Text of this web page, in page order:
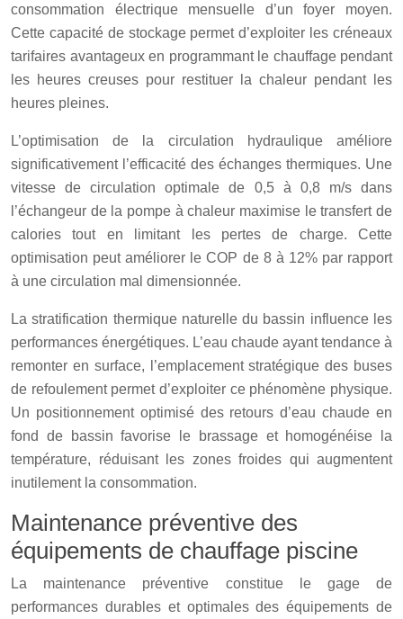
consommation électrique mensuelle d’un foyer moyen.
Cette capacité de stockage permet d’exploiter les créneaux
tarifaires avantageux en programmant le chauffage pendant
les heures creuses pour restituer la chaleur pendant les
heures pleines.
L’optimisation de la circulation hydraulique améliore
significativement l’efficacité des échanges thermiques. Une
vitesse de circulation optimale de 0,5 à 0,8 m/s dans
l’échangeur de la pompe à chaleur maximise le transfert de
calories tout en limitant les pertes de charge. Cette
optimisation peut améliorer le COP de 8 à 12% par rapport
à une circulation mal dimensionnée.
La stratification thermique naturelle du bassin influence les
performances énergétiques. L’eau chaude ayant tendance à
remonter en surface, l’emplacement stratégique des buses
de refoulement permet d’exploiter ce phénomène physique.
Un positionnement optimisé des retours d’eau chaude en
fond de bassin favorise le brassage et homogénéise la
température, réduisant les zones froides qui augmentent
inutilement la consommation.
Maintenance préventive des
équipements de chauffage piscine
La maintenance préventive constitue le gage de
performances durables et optimales des équipements de